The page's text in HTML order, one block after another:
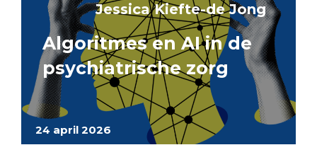
24 april 2026
Jessica Kiefte-de Jong
Algoritmes en AI in de
psychiatrische zorg